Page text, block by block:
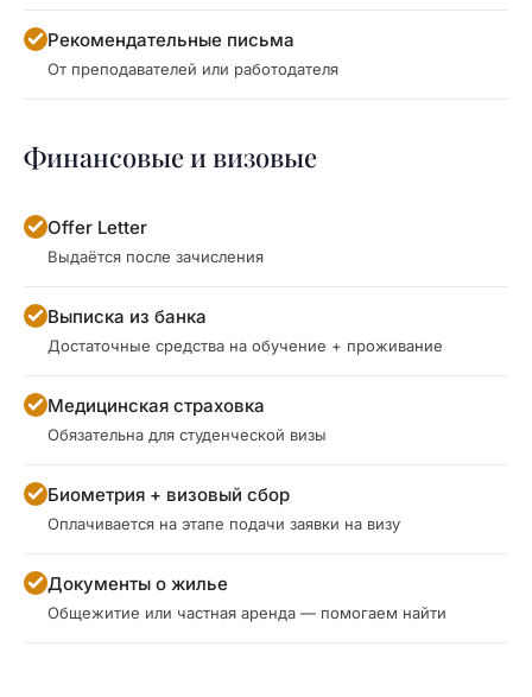
Рекомендательные письма
От преподавателей или работодателя
Финансовые и визовые
Offer Letter
Выдаётся после зачисления
Выписка из банка
Достаточные средства на обучение + проживание
Медицинская страховка
Обязательна для студенческой визы
Биометрия + визовый сбор
Оплачивается на этапе подачи заявки на визу
Документы о жилье
Общежитие или частная аренда — помогаем найти